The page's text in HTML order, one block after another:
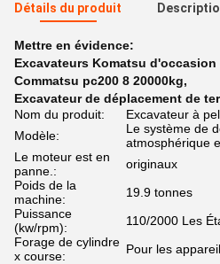
Détails du produit
Mettre en évidence:
Excavateurs Komatsu d'occasion
Commatsu pc200 8 20000kg,
Excavateur de déplacement de
Nom du produit:
Excavateur à
Modèle:
Le système de
atmosphérique
Le moteur est en
panne.:
originaux
Poids de la
machine:
19.9 tonnes
Puissance
(kw/rpm):
110/2000 Les
Forage de cylindre
x course:
Pour les